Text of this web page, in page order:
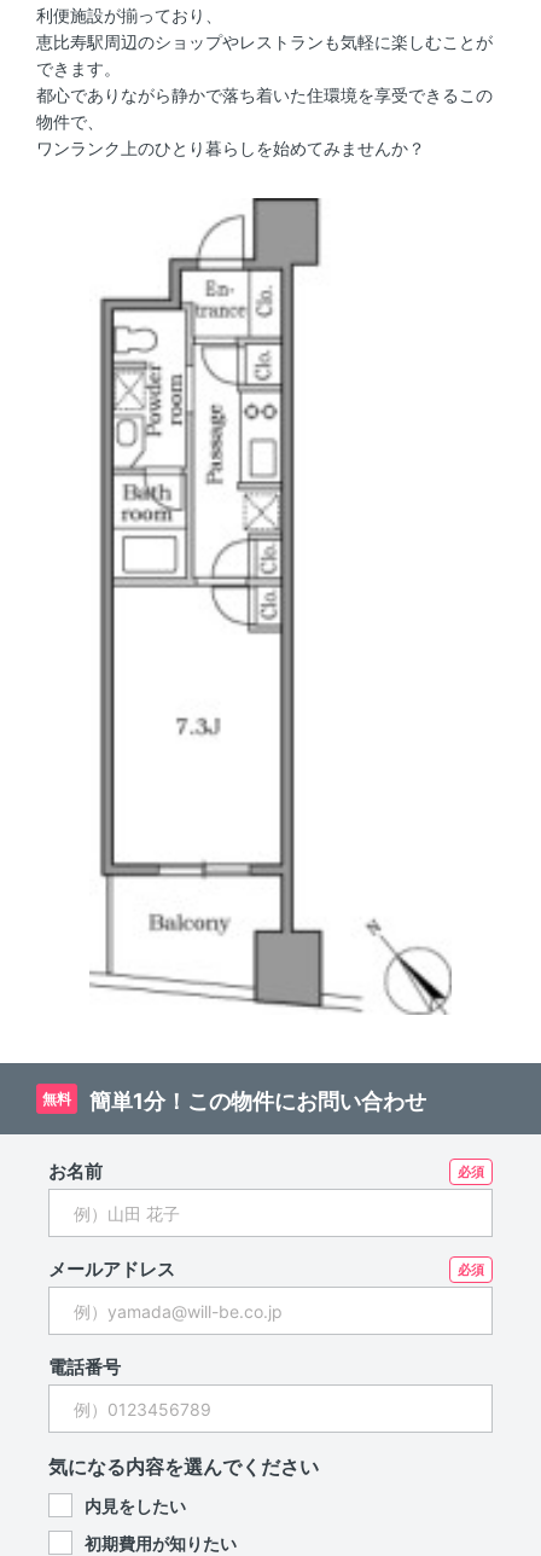
利便施設が揃っており、
恵比寿駅周辺のショップやレストランも気軽に楽しむことが
できます。
都心でありながら静かで落ち着いた住環境を享受できるこの
物件で、
ワンランク上のひとり暮らしを始めてみませんか？
無料 簡単1分！この物件にお問い合わせ
お名前
メールアドレス
電話番号
気になる内容を選んでください
内見をしたい
初期費用が知りたい